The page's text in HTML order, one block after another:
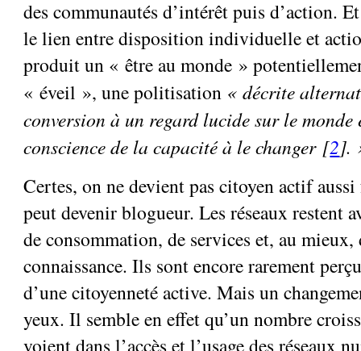
des communautés d’intérêt puis d’action.
le lien entre disposition individuelle et
produit un « être au monde »
« éveil », une politisation « décrite
conversion à un regard lucide sur le monde
conscience de la capacité à le changer [2].
Certes, on ne devient pas citoyen actif
peut devenir blogueur. Les réseaux restent
de consommation, de services et, au mieux,
connaissance. Ils sont encore rarement
d’une citoyenneté active. Mais un
yeux. Il semble en effet qu’un nombre
voient dans l’accès et l’usage des réseaux